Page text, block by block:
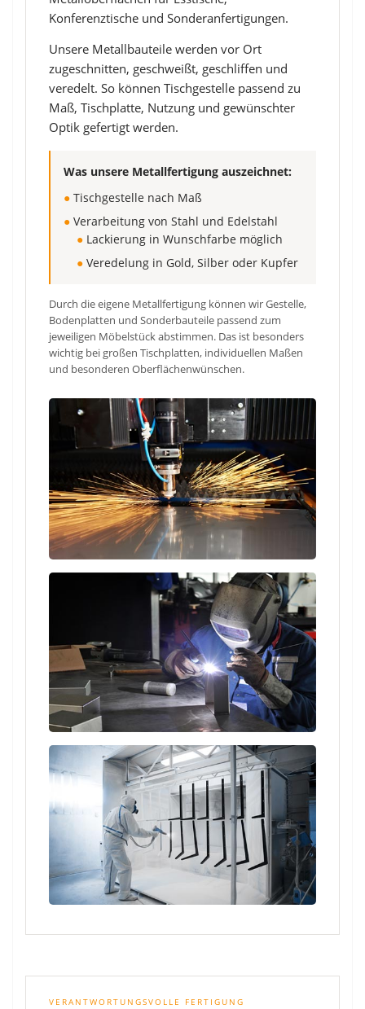
Konferenztische und Sonderanfertigungen.
Unsere Metallbauteile werden vor Ort
zugeschnitten, geschweißt, geschliffen und
veredelt. So können Tischgestelle passend zu
Maß, Tischplatte, Nutzung und gewünschter
Optik gefertigt werden.
Was unsere Metallfertigung auszeichnet:
● Tischgestelle nach Maß
● Verarbeitung von Stahl und Edelstahl
● Lackierung in Wunschfarbe möglich
● Veredelung in Gold, Silber oder Kupfer
Durch die eigene Metallfertigung können wir Gestelle,
Bodenplatten und Sonderbauteile passend zum
jeweiligen Möbelstück abstimmen. Das ist besonders
wichtig bei großen Tischplatten, individuellen Maßen
und besonderen Oberflächenwünschen.
VERANTWORTUNGSVOLLE FERTIGUNG